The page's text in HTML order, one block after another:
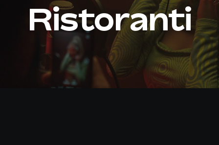
Ristoranti